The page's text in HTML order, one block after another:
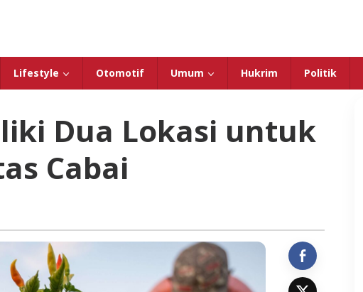
Lifestyle Otomotif Umum Hukrim Politik
Dua Lokasi untuk
Cabai